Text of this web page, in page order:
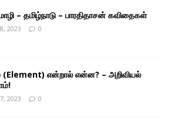
– தமிழ்நாடு – பாரதிதாசன் கவிதைகள்
2023 0
(Element) என்றால் என்ன? – அறிவியல்
2023 0